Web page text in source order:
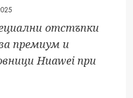
отстъпки
премиум и
Huawei при